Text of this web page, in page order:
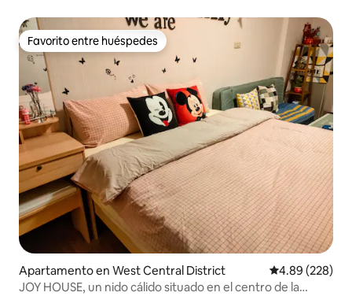
Shennong/Anfitrión increíble
Favorito entre huéspedes
Favorito entre huéspedes
Apartamento en West Central District Calificación
4.89 (228)
JOY HOUSE, un nido cálido situado en el centro de la